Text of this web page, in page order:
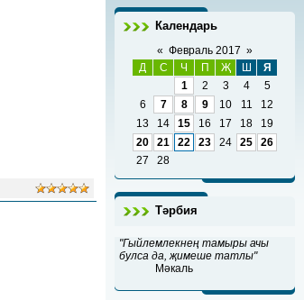
Календарь
« Февраль 2017 »
Д
С Ч П Җ Ш
Я
1
2 3 4
5
6
7 8 9 10 11
12
13
14 15 16 17 18
19
20
21 22 23 24 25
26
27
28
Тәрбия
"Гыйлемлекнең тамыры ачы
булса да, җимеше татлы"
Мәкаль